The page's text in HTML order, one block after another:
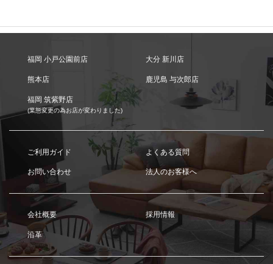
福岡 小戸公園前店 大分 新川店
熊本店 鹿児島 与次郎店
福岡 筑紫野店
(業態変更の為お店が変わりました)
ご利用ガイド よくある質問
お問い合わせ 法人のお客様へ
会社概要 採用情報
沿革